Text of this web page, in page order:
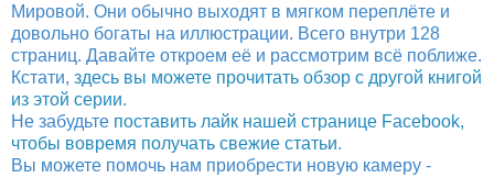
Мировой. Они обычно выходят в мягком переплёте и
довольно богаты на иллюстрации. Всего внутри 128
страниц. Давайте откроем её и рассмотрим всё поближе.
Кстати, здесь вы можете прочитать обзор с другой книгой
из этой серии.
Не забудьте поставить лайк нашей странице Facebook,
чтобы вовремя получать свежие статьи.
Вы можете помочь нам приобрести новую камеру -